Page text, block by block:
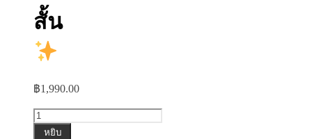
สั้น
฿1,990.00
จำนวน
หยิบ